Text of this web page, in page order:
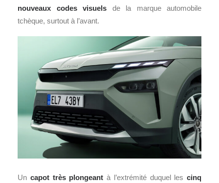
nouveaux codes visuels de la marque automobile
tchèque, surtout à l’avant.
Un capot très plongeant à l’extrémité duquel les cinq